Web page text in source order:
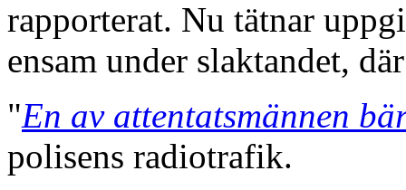
rapporterat. Nu tätnar
ensam under slaktandet,
"En av attentatsmännen
polisens radiotrafik.